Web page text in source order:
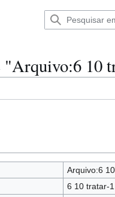
"Arquivo:6 10
Arquivo:6
6 10 tratar-